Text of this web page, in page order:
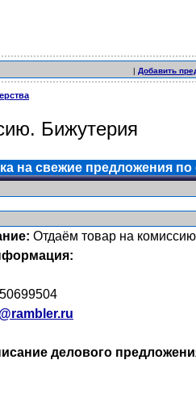
| Добавить
Бижутерия
на свежие предложения по
Отдаём товар на
делового